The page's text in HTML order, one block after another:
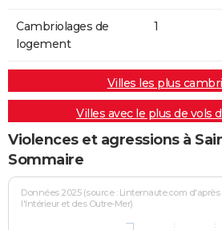
Cambriolages de
logement
1
Villes les plus
Villes avec le plus de vols
Violences et agressions à
Sommaire
Données 2025 (source : Linternaute.com
l'Intérieur et des Outre-Mer)